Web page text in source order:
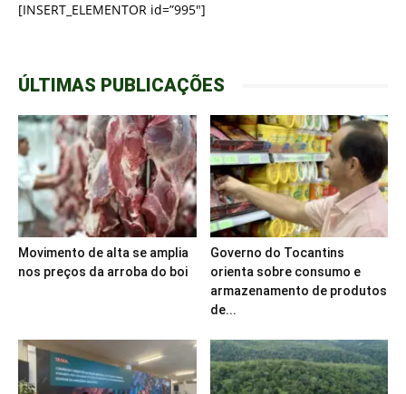
[INSERT_ELEMENTOR id=”995″]
ÚLTIMAS PUBLICAÇÕES
Movimento de alta se amplia
nos preços da arroba do boi
Governo do Tocantins
orienta sobre consumo e
armazenamento de produtos
de...